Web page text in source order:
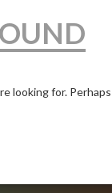
looking for.